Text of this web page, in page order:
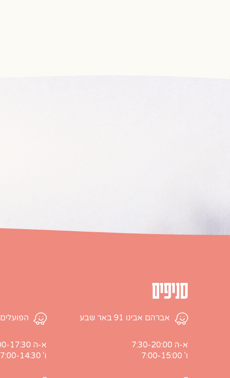
סניפים
אברהם אבינו 91 באר שבע
א-ה 7:30-20:00
ו' 7:00-15:00
הפועלים 28, עמק שרה באר שבע
א-ה 7:00-17:30
ו' 7:00-14:30